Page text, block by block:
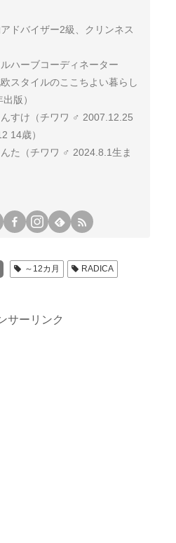
ドバイザー2級、クリンネス
ルハーブコーディネーター
スタイルのここちよい暮らし
出版）
すけ（チワワ ♂ 2007.12.25
14歳）
チワワ ♂ 2024.8.1生ま
～12カ月
RADICA
サーリンク